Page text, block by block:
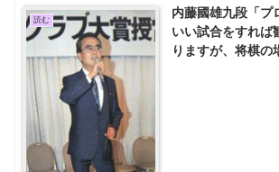
読む
内藤國雄九段「プ
いい試合をすれば
りますが、将棋の